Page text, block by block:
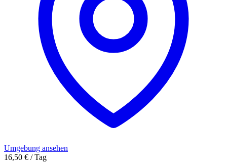
Umgebung ansehen
16,50 € / Tag